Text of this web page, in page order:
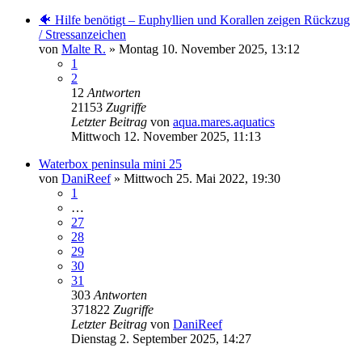
🐠 Hilfe benötigt – Euphyllien und Korallen zeigen Rückzug
/ Stressanzeichen
von Malte R. » Montag 10. November 2025, 13:12
1
2
12 Antworten
21153 Zugriffe
Letzter Beitrag von aqua.mares.aquatics
Mittwoch 12. November 2025, 11:13
Waterbox peninsula mini 25
von DaniReef» Mittwoch 25. Mai 2022, 19:30
1
…
27
28
29
30
31
303 Antworten
371822 Zugriffe
Letzter Beitrag von DaniReef
Dienstag 2. September 2025, 14:27